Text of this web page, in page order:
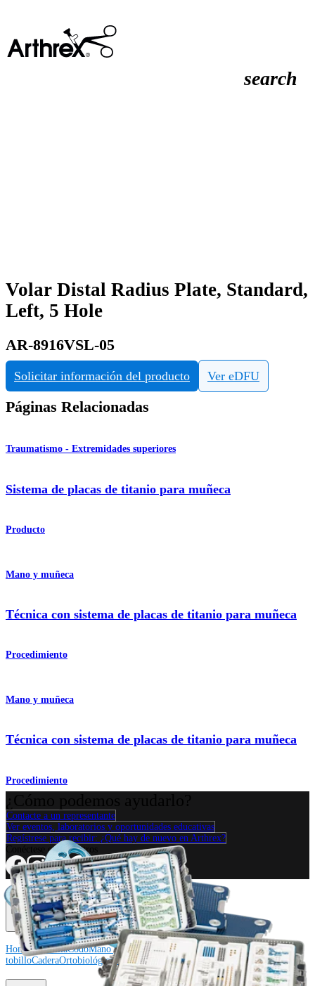
search
Volar Distal Radius Plate, Standard,
Left, 5 Hole
AR-8916VSL-05
Solicitar información del producto Ver eDFU
Páginas Relacionadas
Traumatismo - Extremidades superiores
Sistema de placas de titanio para muñeca
Producto
Mano y muñeca
Técnica con sistema de placas de titanio para muñeca
Procedimiento
Mano y muñeca
Técnica con sistema de placas de titanio para muñeca
Procedimiento
Contacte a un representante
Ver eventos, laboratorios y oportunidades educativas
Regístrese para recibir: ¿Qué hay de nuevo en Arthrex?
Conéctese con nosotros
Procedimiento
HombroRodillaCodoMano y muñeca Pie y
tobilloCaderaOrtobiológicosCirugía cardiotorácicaColumna vertebral